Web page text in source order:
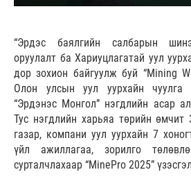
“Эрдэс баялгийн салбарын
оруулалт ба Хариуцлагатай уул
дор зохион байгуулж буй “Mining
Олон улсын уул уурхайн чуулга
“Эрдэнэс Монгол” нэгдлийн асар
Тус нэгдлийн харьяа төрийн өмчит
газар, компани уул уурхайн 7
үйл ажиллагаа, зорилго
сурталчлахаар “MinePro 2025”